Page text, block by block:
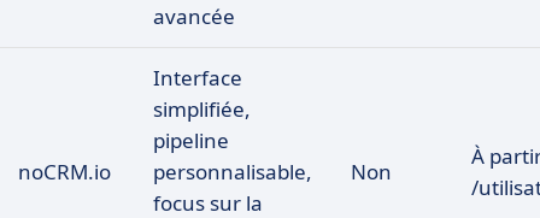
avancée
noCRM.io
Interface
simplifiée,
pipeline
personnalisable,
focus sur la
Non
À
/